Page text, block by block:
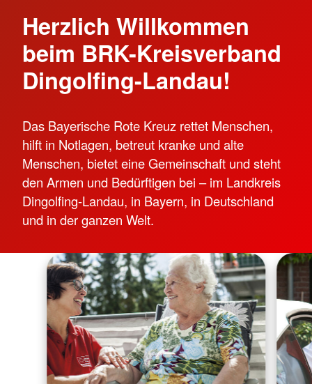
Herzlich Willkommen
beim BRK-Kreisverband
Dingolfing-Landau!
Das Bayerische Rote Kreuz rettet Menschen,
hilft in Notlagen, betreut kranke und alte
Menschen, bietet eine Gemeinschaft und steht
den Armen und Bedürftigen bei – im Landkreis
Dingolfing-Landau, in Bayern, in Deutschland
und in der ganzen Welt.